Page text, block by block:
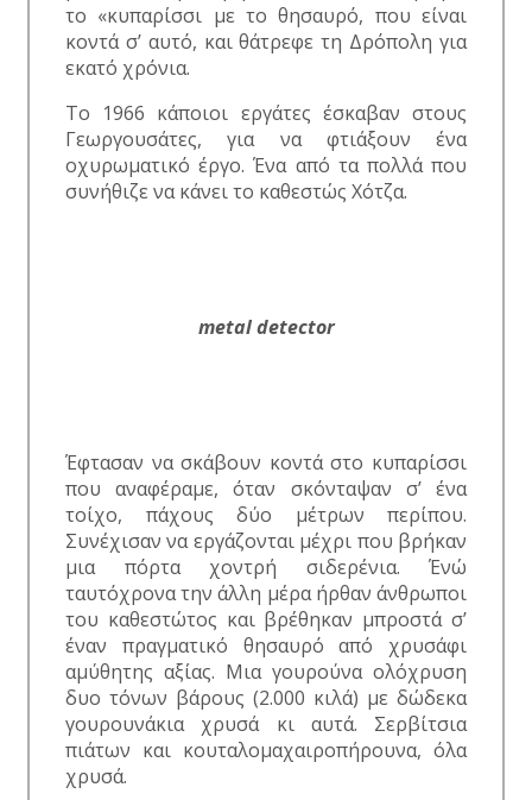
το «κυπαρίσσι με το θησαυρό, που είναι
κοντά σ’ αυτό, και θάτρεφε τη Δρόπολη για
εκατό χρόνια.
Το 1966 κάποιοι εργάτες έσκαβαν στους
Γεωργουσάτες, για να φτιάξουν ένα
οχυρωματικό έργο. Ένα από τα πολλά που
συνήθιζε να κάνει το καθεστώς Χότζα.
metal detector
Έφτασαν να σκάβουν κοντά στο κυπαρίσσι
που αναφέραμε, όταν σκόνταψαν σ’ ένα
τοίχο, πάχους δύο μέτρων περίπου.
Συνέχισαν να εργάζονται μέχρι που βρήκαν
μια πόρτα χοντρή σιδερένια. Ένώ
ταυτόχρονα την άλλη μέρα ήρθαν άνθρωποι
του καθεστώτος και βρέθηκαν μπροστά σ’
έναν πραγματικό θησαυρό από χρυσάφι
αμύθητης αξίας. Μια γουρούνα ολόχρυση
δυο τόνων βάρους (2.000 κιλά) με δώδεκα
γουρουνάκια χρυσά κι αυτά. Σερβίτσια
πιάτων και κουταλομαχαιροπήρουνα, όλα
χρυσά.